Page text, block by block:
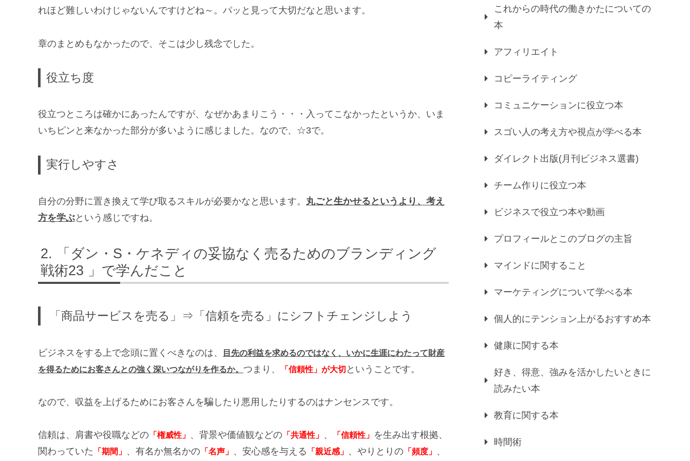
れほど難しいわけじゃないんですけどね～。パッと見って大切だなと思います。
章のまとめもなかったので、そこは少し残念でした。
役立ち度
役立つところは確かにあったんですが、なぜかあまりこう・・・入ってこなかったというか、いま
いちピンと来なかった部分が多いように感じました。なので、☆3で。
実行しやすさ
自分の分野に置き換えて学び取るスキルが必要かなと思います。 丸ごと生かせるというより、考え
方を学ぶという感じですね。
「ダン・S・ケネディの妥協なく売るためのブランディング
戦術23 」で学んだこと
「商品サービスを売る」⇒「信頼を売る」にシフトチェンジしよう
ビジネスをする上で念頭に置くべきなのは、
目先の利益を求めるのではなく、いかに生涯にわたって財産
を得るためにお客さんとの強く深いつながりを作るか。 つまり、 「信頼性」が大切 ということです。
なので、収益を上げるためにお客さんを騙したり悪用したりするのはナンセンスです。
信頼は、肩書や役職などの 「権威性」 、背景や価値観などの 「共通性」 、 「信頼性」 を生み出す根拠、
関わっていた
「期間」 、有名か無名かの 「名声」 、安心感を与える 「親近感」 、やりとりの 「頻度」 、
これからの時代の働きかたについての
本
アフィリエイト
コピーライティング
コミュニケーションに役立つ本
スゴい人の考え方や視点が学べる本
ダイレクト出版(月刊ビジネス選書)
チーム作りに役立つ本
ビジネスで役立つ本や動画
プロフィールとこのブログの主旨
マインドに関すること
マーケティングについて学べる本
個人的にテンション上がるおすすめ本
健康に関する本
好き、得意、強みを活かしたいときに
読みたい本
教育に関する本
時間術